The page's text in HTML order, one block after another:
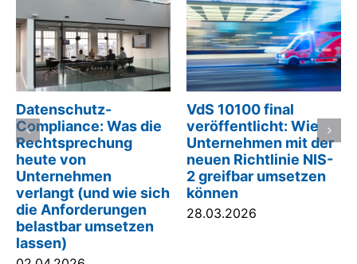
Reisebranche und
Datenschutz: Warum
Urlaubsbilder im
Marketing rechtlich
heikel sind
28.03.2026
Datenschutz bei
Gesundheitsdaten:
BVerwG konkretisiert
Anforderungen
27.05.2026